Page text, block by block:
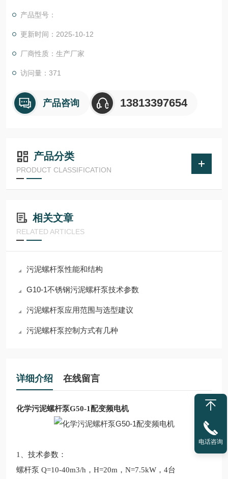
产品型号：
更新时间：2025-10-12
厂商性质：生产厂家
访问量：371
产品咨询 13813397654
产品分类
PRODUCT CLASSIFICATION
相关文章
RELATED ARTICLES
污泥螺杆泵性能和结构
G10-1不锈钢污泥螺杆泵技术参数
污泥螺杆泵应用范围与选型建议
污泥螺杆泵控制方式有几种
详细介绍 在线留言
化学污泥螺杆泵G50-1配变频电机
1、技术参数：
螺杆泵 Q=10-40m3/h，H=20m，N=7.5kW，4台
电话咨询